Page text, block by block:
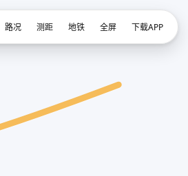
路况 测距 地铁 全屏 下载APP